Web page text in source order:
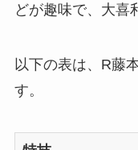
どが趣味で、大喜
以下の表は、R藤
す。